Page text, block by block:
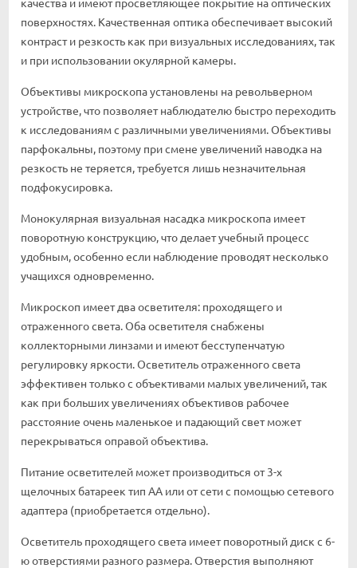
поверхностях. Качественная оптика обеспечивает высокий
контраст и резкость как при визуальных исследованиях, так
и при использовании окулярной камеры.
Объективы микроскопа установлены на револьверном
устройстве, что позволяет наблюдателю быстро переходить
к исследованиям с различными увеличениями. Объективы
парфокальны, поэтому при смене увеличений наводка на
резкость не теряется, требуется лишь незначительная
подфокусировка.
Монокулярная визуальная насадка микроскопа имеет
поворотную конструкцию, что делает учебный процесс
удобным, особенно если наблюдение проводят несколько
учащихся одновременно.
Микроскоп имеет два осветителя: проходящего и
отраженного света. Оба осветителя снабжены
коллекторными линзами и имеют бесступенчатую
регулировку яркости. Осветитель отраженного света
эффективен только с объективами малых увеличений, так
как при больших увеличениях объективов рабочее
расстояние очень маленькое и падающий свет может
перекрываться оправой объектива.
Питание осветителей может производиться от 3-х
щелочных батареек тип АА или от сети с помощью сетевого
адаптера (приобретается отдельно).
Осветитель проходящего света имеет поворотный диск с 6-
ю отверстиями разного размера. Отверстия выполняют